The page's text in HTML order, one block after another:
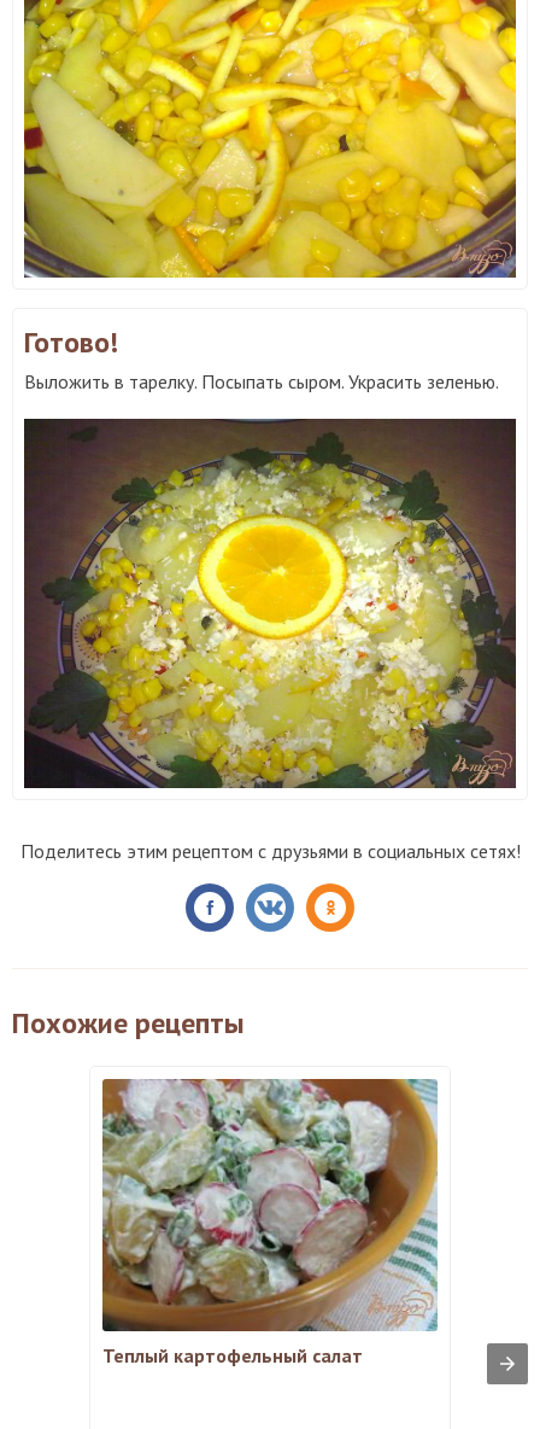
Готово!
Выложить в тарелку. Посыпать сыром. Украсить зеленью.
Поделитесь этим рецептом с друзьями в социальных сетях!
Похожие рецепты
Теплый картофельный салат